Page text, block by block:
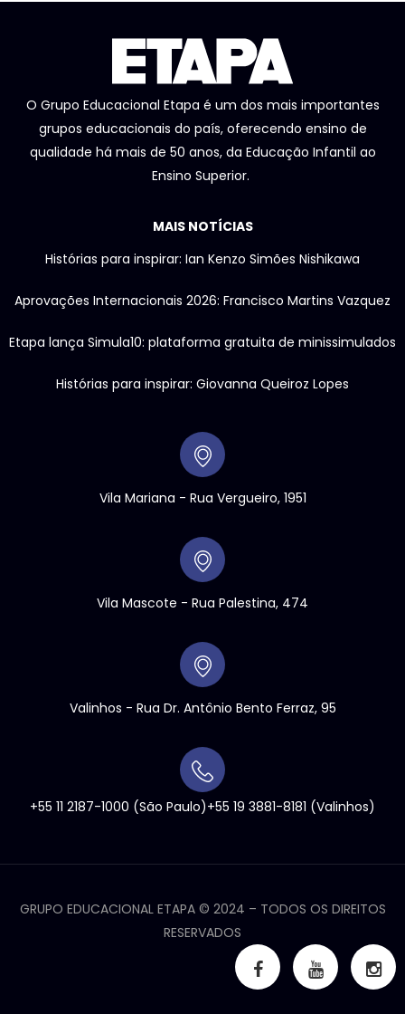
O Grupo Educacional Etapa é um dos mais importantes
grupos educacionais do país, oferecendo ensino de
qualidade há mais de 50 anos, da Educação Infantil ao
Ensino Superior.
MAIS NOTÍCIAS
Histórias para inspirar: Ian Kenzo Simões Nishikawa
Aprovações Internacionais 2026: Francisco Martins Vazquez
Etapa lança Simula10: plataforma gratuita de minissimulados
Histórias para inspirar: Giovanna Queiroz Lopes
Vila Mariana - Rua Vergueiro, 1951
Vila Mascote - Rua Palestina, 474
Valinhos - Rua Dr. Antônio Bento Ferraz, 95
+55 11 2187-1000 (São Paulo)+55 19 3881-8181 (Valinhos)
GRUPO EDUCACIONAL ETAPA © 2024 – TODOS OS DIREITOS
RESERVADOS